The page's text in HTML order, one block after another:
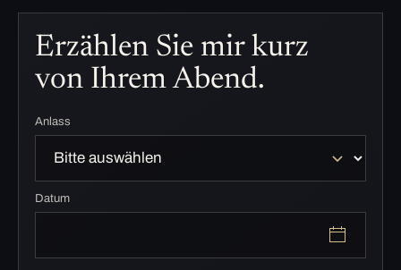
Erzählen Sie mir kurz
von Ihrem Abend.
Anlass
Datum